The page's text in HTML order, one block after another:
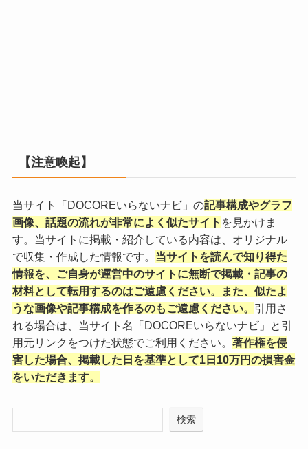
【注意喚起】
当サイト「DOCOREいらないナビ」の記事構成やグラフ
画像、話題の流れが非常によく似たサイト を見かけま
す。当サイトに掲載・紹介している内容は、オリジナル
で収集・作成した情報です。 当サイトを読んで知り得た
情報を、ご自身が運営中のサイトに無断で掲載・記事の
材料として転用するのはご遠慮ください。また、似たよ
うな画像や記事構成を作るのもご遠慮ください。 引用さ
れる場合は、当サイト名「DOCOREいらないナビ」と引
用元リンクをつけた状態でご利用ください。 著作権を侵
害した場合、掲載した日を基準として1日10万円の損害金
をいただきます。
検索